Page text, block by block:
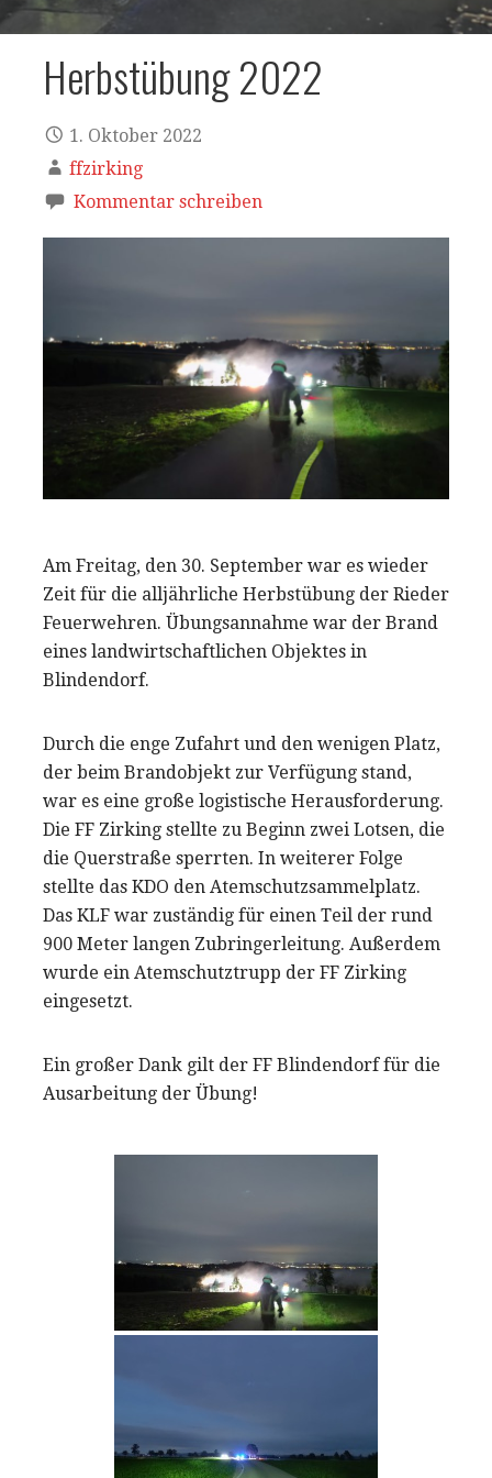
Herbstübung 2022
1. Oktober 2022
ffzirking
Kommentar schreiben
Am Freitag, den 30. September war es wieder
Zeit für die alljährliche Herbstübung der Rieder
Feuerwehren. Übungsannahme war der Brand
eines landwirtschaftlichen Objektes in
Blindendorf.
Durch die enge Zufahrt und den wenigen Platz,
der beim Brandobjekt zur Verfügung stand,
war es eine große logistische Herausforderung.
Die FF Zirking stellte zu Beginn zwei Lotsen, die
die Querstraße sperrten. In weiterer Folge
stellte das KDO den Atemschutzsammelplatz.
Das KLF war zuständig für einen Teil der rund
900 Meter langen Zubringerleitung. Außerdem
wurde ein Atemschutztrupp der FF Zirking
eingesetzt.
Ein großer Dank gilt der FF Blindendorf für die
Ausarbeitung der Übung!